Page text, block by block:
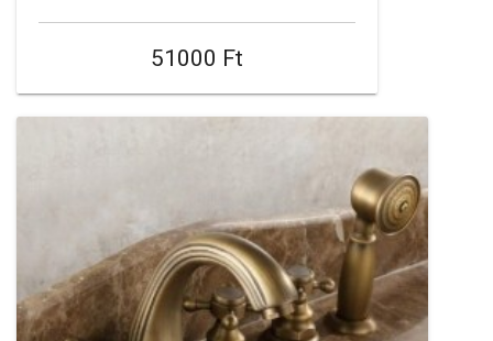
51000 Ft